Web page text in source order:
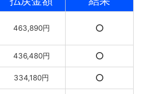
463,890円 ⭕️
436,480円 ⭕️
334,180円 ⭕️